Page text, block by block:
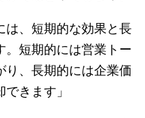
は、短期的な効果と長
。短期的には営業トー
り、長期的には企業価
きます」